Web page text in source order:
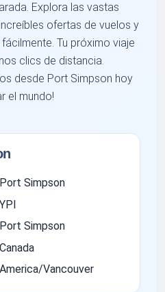
Explora las vastas
ofertas de vuelos y
Tu próximo viaje
clics de distancia.
desde Port Simpson hoy
el mundo!
Port Simpson
YPI
Port Simpson
Canada
America/Vancouver